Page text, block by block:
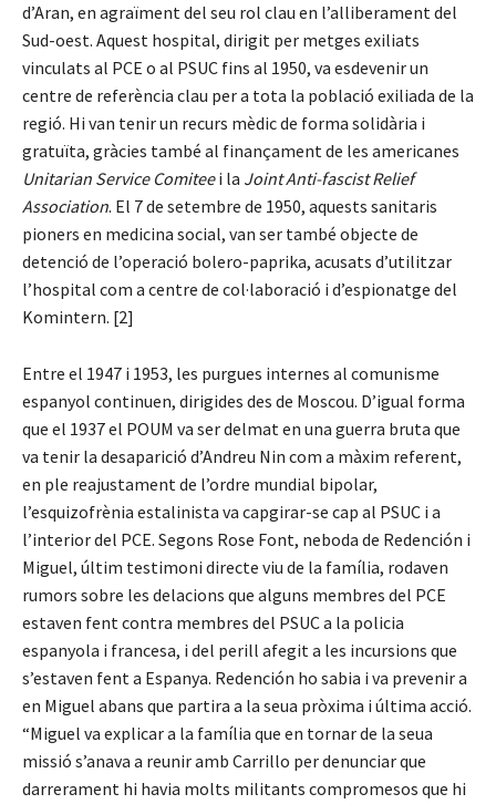
d’Aran, en agraïment del seu rol clau en l’alliberament del
Sud-oest. Aquest hospital, dirigit per metges exiliats
vinculats al PCE o al PSUC fins al 1950, va esdevenir un
centre de referència clau per a tota la població exiliada de la
regió. Hi van tenir un recurs mèdic de forma solidària i
gratuïta, gràcies també al finançament de les americanes
Unitarian Service Comiteei la Joint Anti-fascist Relief
Association. El 7 de setembre de 1950, aquests sanitaris
pioners en medicina social, van ser també objecte de
detenció de l’operació bolero-paprika, acusats d’utilitzar
l’hospital com a centre de col·laboració i d’espionatge del
Komintern. [2]
Entre el 1947 i 1953, les purgues internes al comunisme
espanyol continuen, dirigides des de Moscou. D’igual forma
que el 1937 el POUM va ser delmat en una guerra bruta que
va tenir la desaparició d’Andreu Nin com a màxim referent,
en ple reajustament de l’ordre mundial bipolar,
l’esquizofrènia estalinista va capgirar-se cap al PSUC i a
l’interior del PCE. Segons Rose Font, neboda de Redención i
Miguel, últim testimoni directe viu de la família, rodaven
rumors sobre les delacions que alguns membres del PCE
estaven fent contra membres del PSUC a la policia
espanyola i francesa, i del perill afegit a les incursions que
s’estaven fent a Espanya. Redención ho sabia i va prevenir a
en Miguel abans que partira a la seua pròxima i última acció.
“Miguel va explicar a la família que en tornar de la seua
missió s’anava a reunir amb Carrillo per denunciar que
darrerament hi havia molts militants compromesos que hi